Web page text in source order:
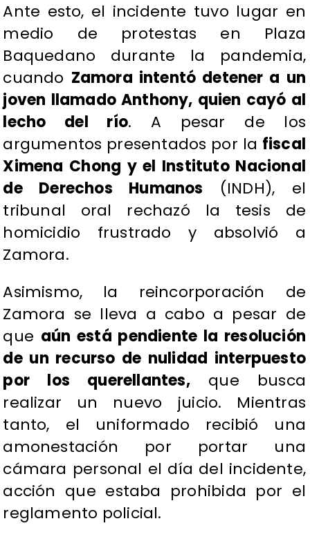
Ante esto, el incidente tuvo lugar en
medio de protestas en Plaza
Baquedano durante la pandemia,
cuando Zamora intentó detener a un
joven llamado Anthony, quien cayó al
lecho del río. A pesar de los
argumentos presentados por la fiscal
Ximena Chong y el Instituto Nacional
de Derechos Humanos (INDH), el
tribunal oral rechazó la tesis de
homicidio frustrado y absolvió a
Zamora.
Asimismo, la reincorporación de
Zamora se lleva a cabo a pesar de
que aún está pendiente la resolución
de un recurso de nulidad interpuesto
por los querellantes,que busca
realizar un nuevo juicio. Mientras
tanto, el uniformado recibió una
amonestación por portar una
cámara personal el día del incidente,
acción que estaba prohibida por el
reglamento policial.